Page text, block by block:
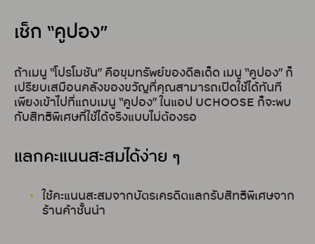
เช็ก “คูปอง”
ถ้าเมนู “โปรโมชัน” คือขุมทรัพย์ของดีลเด็ด เมนู “คูปอง” ก็
เปรียบเสมือนคลังของขวัญที่คุณสามารถเปิดใช้ได้ทันที
เพียงเข้าไปที่แถบเมนู “คูปอง” ในแอป UCHOOSE ก็จะพบ
กับสิทธิพิเศษที่ใช้ได้จริงแบบไม่ต้องรอ
แลกคะแนนสะสมได้ง่าย ๆ
ใช้คะแนนสะสมจากบัตรเครดิตแลกรับสิทธิพิเศษจาก
ร้านค้าชั้นนำ